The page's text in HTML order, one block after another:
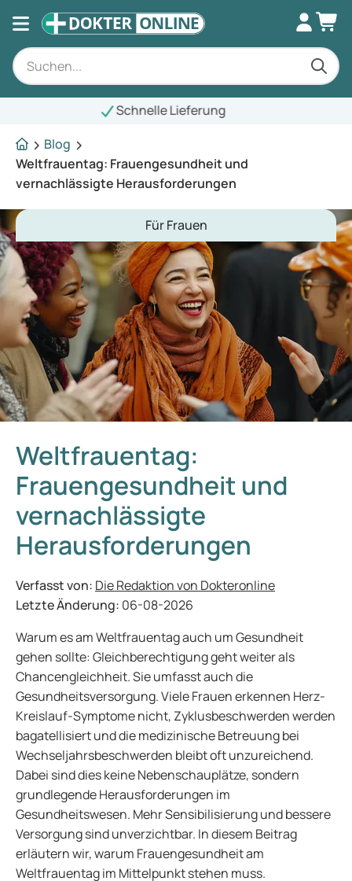
Blog
Weltfrauentag: Frauengesundheit und
vernachlässigte Herausforderungen
Für Frauen
Weltfrauentag:
Frauengesundheit und
vernachlässigte
Herausforderungen
Verfasst von: Die Redaktion von Dokteronline
Letzte Änderung: 06-08-2026
Warum es am Weltfrauentag auch um Gesundheit
gehen sollte: Gleichberechtigung geht weiter als
Chancengleichheit. Sie umfasst auch die
Gesundheitsversorgung. Viele Frauen erkennen Herz-
Kreislauf-Symptome nicht, Zyklusbeschwerden werden
bagatellisiert und die medizinische Betreuung bei
Wechseljahrsbeschwerden bleibt oft unzureichend.
Dabei sind dies keine Nebenschauplätze, sondern
grundlegende Herausforderungen im
Gesundheitswesen. Mehr Sensibilisierung und bessere
Versorgung sind unverzichtbar. In diesem Beitrag
erläutern wir, warum Frauengesundheit am
Weltfrauentag im Mittelpunkt stehen muss.